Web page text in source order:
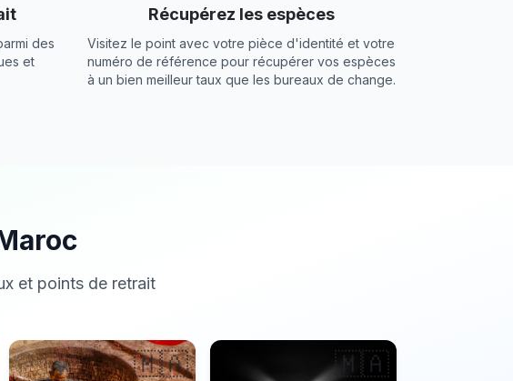
des
et
Récupérez les espèces
Visitez le point avec votre pièce d'identité et votre
numéro de référence pour récupérer vos espèces
à un bien meilleur taux que les bureaux de change.
et points de retrait
🇲🇦 🇲🇦